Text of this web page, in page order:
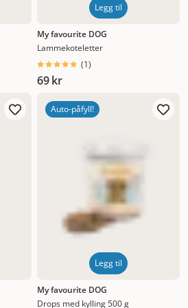
Legg til
My favourite DOG
Lammekoteletter
(1)
69 kr
Auto-påfyll!
Legg til
My favourite DOG
Drops med kylling 500 g